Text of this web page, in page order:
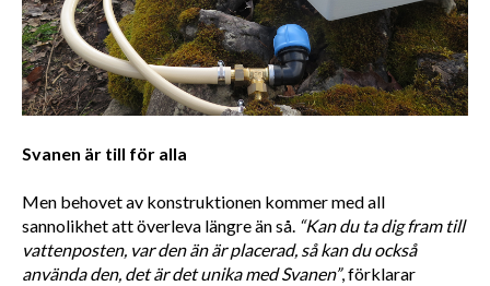
Svanen är till för alla
Men behovet av konstruktionen kommer med all
sannolikhet att överleva längre än så. “Kan du ta dig fram till
vattenposten, var den än är placerad, så kan du också
använda den, det är det unika med Svanen”, förklarar